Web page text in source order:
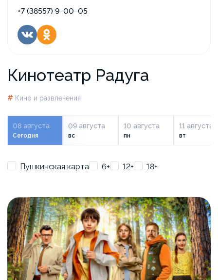
Кинотеатр Радуга
# Кино и развлечения
08 августа
Сегодня
09 августа
вс
10 августа
пн
11 августа
вт
+7 (38557) 9‒00‒05
Пушкинская карта 6+ 12+ 18+